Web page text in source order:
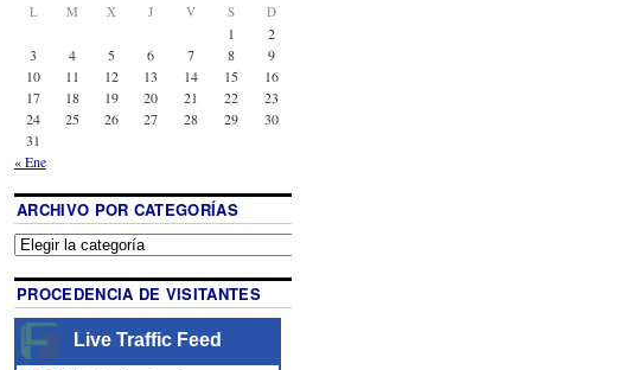
L M X J V S D
1
2
3
4 5 6 7 8
9
10
11 12 13 14 15
16
17
18 19 20 21 22
23
24
25 26 27 28 29
30
31
« Ene
ARCHIVO POR CATEGORÍAS
PROCEDENCIA DE VISITANTES
Live Traffic Feed